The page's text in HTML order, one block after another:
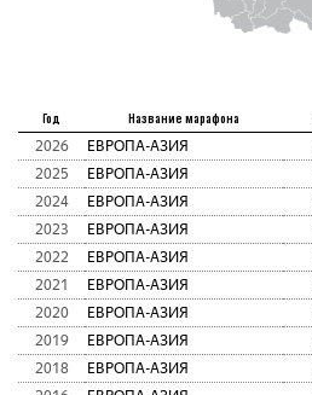
Год Название марафона
2026 ЕВРОПА-АЗИЯ
2025
ЕВРОПА-АЗИЯ
2024
ЕВРОПА-АЗИЯ
2023
ЕВРОПА-АЗИЯ
2022
ЕВРОПА-АЗИЯ
2021
ЕВРОПА-АЗИЯ
2020
ЕВРОПА-АЗИЯ
2019
ЕВРОПА-АЗИЯ
2018
ЕВРОПА-АЗИЯ